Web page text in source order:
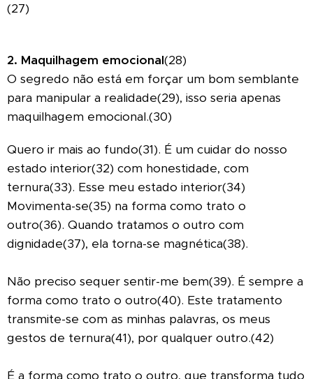
(27)
2. Maquilhagem emocional(28)
O segredo não está em forçar um bom semblante
para manipular a realidade(29), isso seria apenas
maquilhagem emocional.(30)
Quero ir mais ao fundo(31). É um cuidar do nosso
estado interior(32) com honestidade, com
ternura(33). Esse meu estado interior(34)
Movimenta-se(35) na forma como trato o
outro(36). Quando tratamos o outro com
dignidade(37), ela torna-se magnética(38).
Não preciso sequer sentir-me bem(39). É sempre a
forma como trato o outro(40). Este tratamento
transmite-se com as minhas palavras, os meus
gestos de ternura(41), por qualquer outro.(42)
É a forma como trato o outro, que transforma tudo